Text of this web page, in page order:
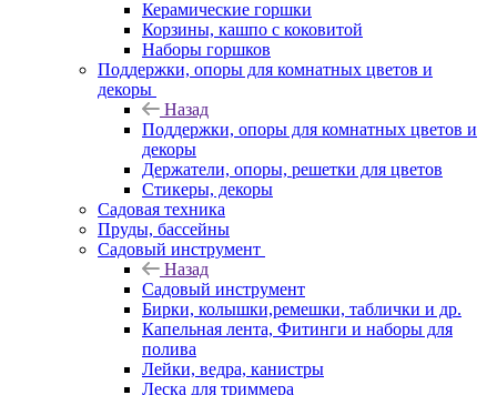
Керамические горшки
Корзины, кашпо с коковитой
Наборы горшков
Поддержки, опоры для комнатных цветов и
декоры
Назад
Поддержки, опоры для комнатных цветов и
декоры
Держатели, опоры, решетки для цветов
Стикеры, декоры
Садовая техника
Пруды, бассейны
Садовый инструмент
Назад
Садовый инструмент
Бирки, колышки,ремешки, таблички и др.
Капельная лента, Фитинги и наборы для
полива
Лейки, ведра, канистры
Леска для триммера